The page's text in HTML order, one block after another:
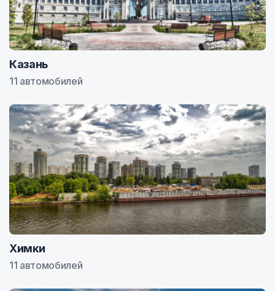
Казань
11 автомобилей
Химки
11 автомобилей